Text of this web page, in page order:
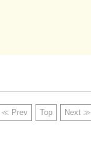
≪ Prev Top Next ≫